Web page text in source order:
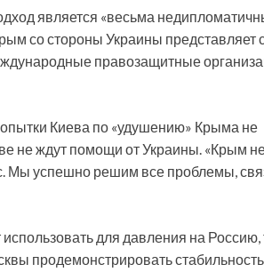
является «весьма
со стороны Украины представляет
правозащитные
Киева по «удушению» Крыма не
не ждут помощи от Украины. «Крым
Мы успешно решим все проблемы,
для давления на Россию,
продемонстрировать стабильность